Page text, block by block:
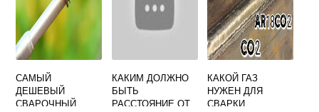
САМЫЙ
ДЕШЕВЫЙ
СВАРОЧНЫЙ
КАКИМ ДОЛЖНО
БЫТЬ
РАССТОЯНИЕ ОТ
КАКОЙ ГАЗ
НУЖЕН ДЛЯ
СВАРКИ